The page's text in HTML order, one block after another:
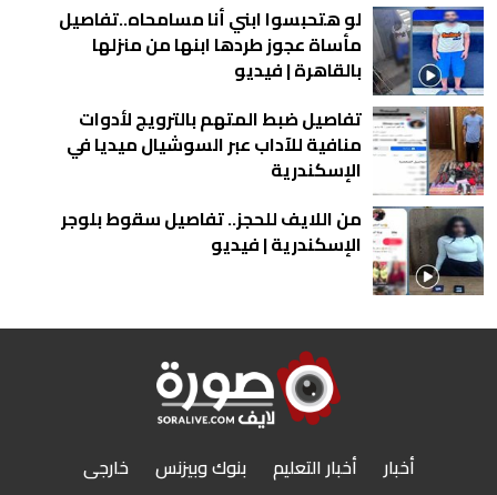
لو هتحبسوا ابني أنا مسامحاه..تفاصيل
مأساة عجوز طردها ابنها من منزلها
بالقاهرة | فيديو
تفاصيل ضبط المتهم بالترويج لأدوات
منافية للآداب عبر السوشيال ميديا في
الإسكندرية
من اللايف للحجز.. تفاصيل سقوط بلوجر
الإسكندرية | فيديو
أخبار أخبار التعليم بنوك وبيزنس خارجى